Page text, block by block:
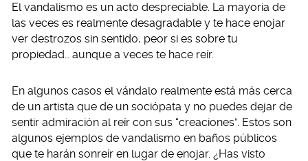
El vandalismo es un acto despreciable. La mayoría de
las veces es realmente desagradable y te hace enojar
ver destrozos sin sentido, peor si es sobre tu
propiedad… aunque a veces te hace reír.
En algunos casos el vándalo realmente está más cerca
de un artista que de un sociópata y no puedes dejar de
sentir admiración al reír con sus “creaciones”. Estos son
algunos ejemplos de vandalismo en baños públicos
que te harán sonreír en lugar de enojar. ¿Has visto